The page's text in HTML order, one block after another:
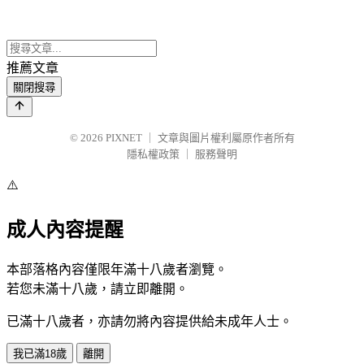
推薦文章
關閉搜尋
© 2026 PIXNET
文章與圖片權利屬原作者所有
隱私權政策
服務聲明
⚠️
成人內容提醒
本部落格內容僅限年滿十八歲者瀏覽。
若您未滿十八歲，請立即離開。
已滿十八歲者，亦請勿將內容提供給未成年人士。
我已滿18歲 離開